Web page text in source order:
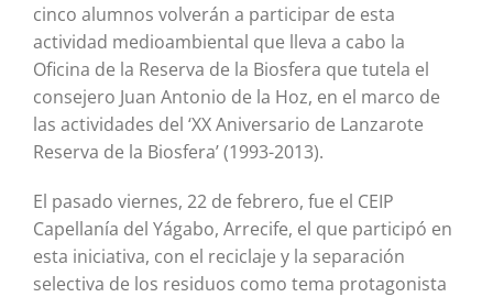
cinco alumnos volverán a participar de esta
actividad medioambiental que lleva a cabo la
Oficina de la Reserva de la Biosfera que tutela el
consejero Juan Antonio de la Hoz, en el marco de
las actividades del ‘XX Aniversario de Lanzarote
Reserva de la Biosfera’ (1993-2013).
El pasado viernes, 22 de febrero, fue el CEIP
Capellanía del Yágabo, Arrecife, el que participó en
esta iniciativa, con el reciclaje y la separación
selectiva de los residuos como tema protagonista